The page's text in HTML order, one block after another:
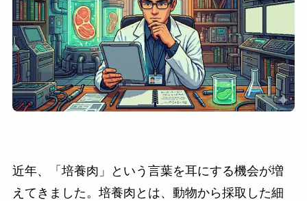
近年、「培養肉」という言葉を耳にする機会が増
えてきました。培養肉とは、動物から採取した細